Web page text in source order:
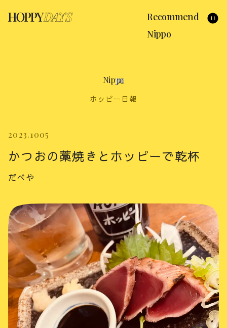
Recommend
Nippo
Nippo
ホッピー日報
2023.1005
かつおの藁焼きとホッピーで乾杯
だべや